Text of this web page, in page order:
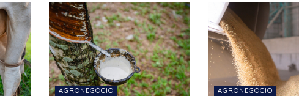
AGRONEGÓCIO AGRONEGÓCIO